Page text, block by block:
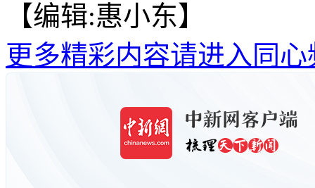
【编辑:惠小东】
更多精彩内容请进入同心